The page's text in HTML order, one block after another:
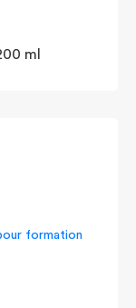
ml